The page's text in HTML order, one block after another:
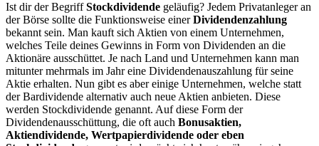
Ist dir der BegriffStockdividende geläufig? Jedem Privatanleger an
der Börse sollte die Funktionsweise einerDividendenzahlung
bekannt sein. Man kauft sich Aktien von einem Unternehmen,
welches Teile deines Gewinns in Form von Dividenden an die
Aktionäre ausschüttet. Je nach Land und Unternehmen kann man
mitunter mehrmals im Jahr eine Dividendenauszahlung für seine
Aktie erhalten. Nun gibt es aber einige Unternehmen, welche statt
der Bardividende alternativ auch neue Aktien anbieten. Diese
werden Stockdividende genannt. Auf diese Form der
Dividendenausschüttung, die oft auch Bonusaktien,
Aktiendividende, Wertpapierdividende oder eben